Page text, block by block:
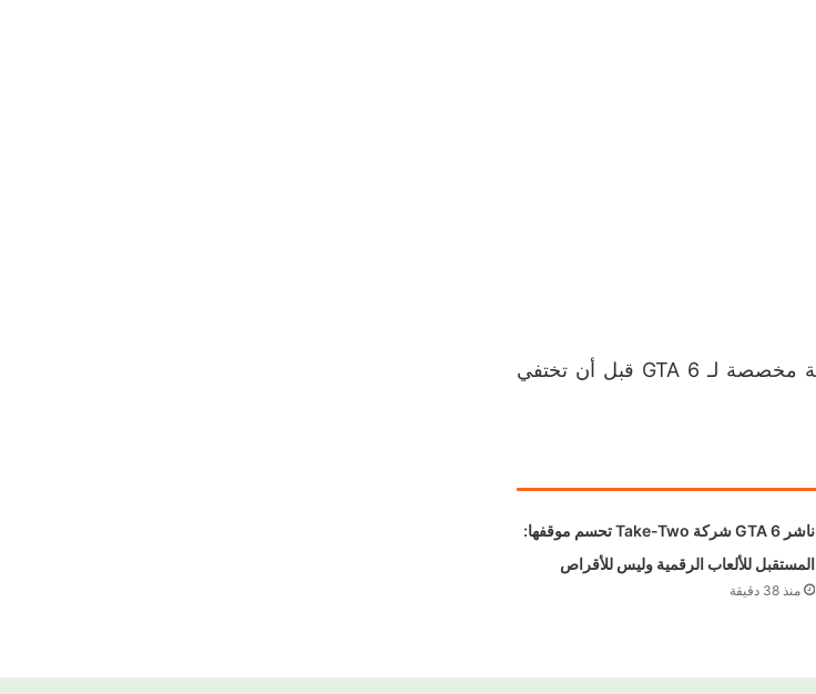
الأمريكي دخل دائرة الجدل، بعدما انتشر مقطع يُظهر صفحة مخصصة لـ GTA 6 قبل أن تختفي
ناشر GTA 6 شركة Take-Two تحسم موقفها:
المستقبل للألعاب الرقمية وليس للأقراص
منذ 38 دقيقة